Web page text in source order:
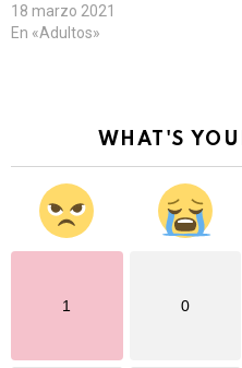
18 marzo 2021
En «Adultos»
WHAT'S
1 0